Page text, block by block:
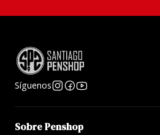
Síguenos
Sobre Penshop